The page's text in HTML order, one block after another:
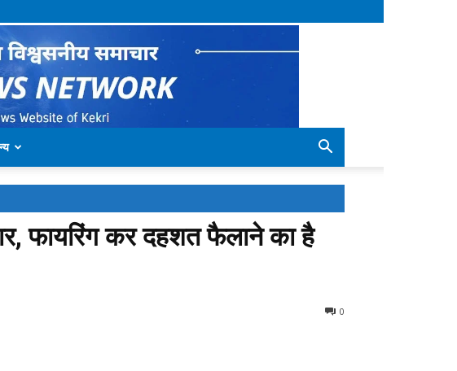
फायरिंग कर दहशत फैलाने का है
0